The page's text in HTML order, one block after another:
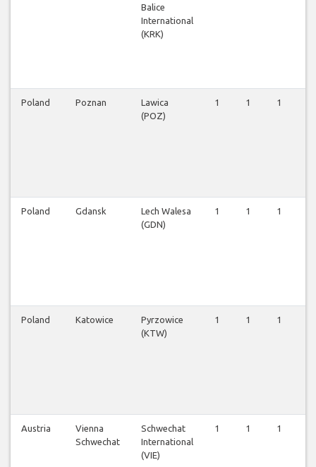
Balice
International
(KRK)
Poland Poznan
Lawica
(POZ)
1 1 1
Poland Gdansk
Lech Walesa
(GDN)
1 1 1
Poland Katowice
Pyrzowice
(KTW)
1 1 1
Austria
Vienna
Schwechat
Schwechat
International
(VIE)
1 1 1